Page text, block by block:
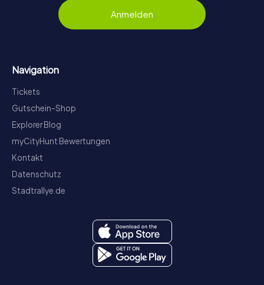
Anmelden
Navigation
Tickets
Gutschein-Shop
Explorer Blog
myCityHunt Bewertungen
Kontakt
Datenschutz
Stadtrallye.de